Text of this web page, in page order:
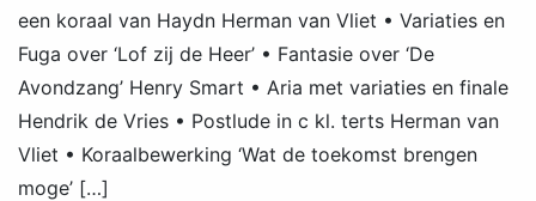
een koraal van Haydn Herman van Vliet • Variaties en
Fuga over ‘Lof zij de Heer’ • Fantasie over ‘De
Avondzang’ Henry Smart • Aria met variaties en finale
Hendrik de Vries • Postlude in c kl. terts Herman van
Vliet • Koraalbewerking ‘Wat de toekomst brengen
moge’ […]